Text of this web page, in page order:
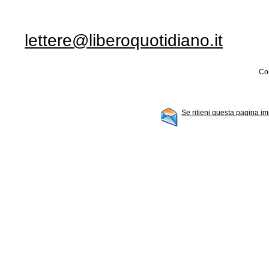
lettere@liberoquotidiano.it
Se ritieni questa pagina